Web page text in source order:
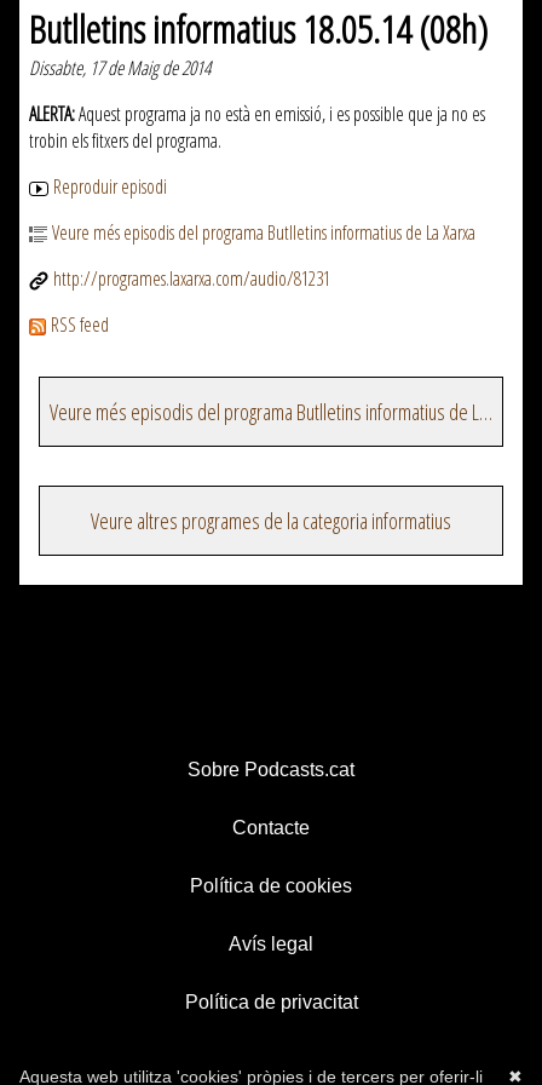
Butlletins informatius 18.05.14 (08h)
Dissabte, 17 de Maig de 2014
ALERTA:Aquest programa ja no està en emissió, i es possible que ja no es
trobin els fitxers del programa.
Reproduir episodi
Veure més episodis del programa Butlletins informatius de La Xarxa
http://programes.laxarxa.com/audio/81231
RSS feed
Veure més episodis del programa Butlletins informatius de La Xarxa
Veure altres programes de la categoria informatius
Sobre Podcasts.cat
Contacte
Política de cookies
Avís legal
Política de privacitat
✖
Aquesta web utilitza 'cookies' pròpies i de tercers per oferir-li